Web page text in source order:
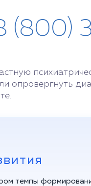
(800)
опровергнуть
темпы